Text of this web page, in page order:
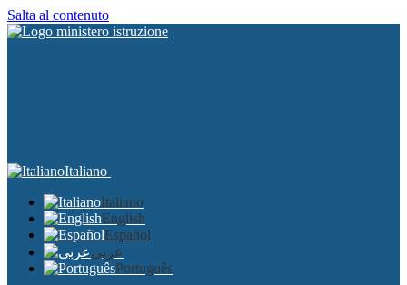
Salta al contenuto
Italiano
Italiano
English
Español
عربى
Português